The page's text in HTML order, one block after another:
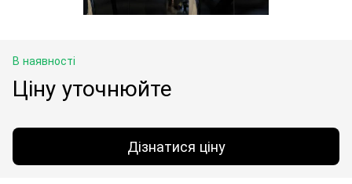
В наявності
Ціну уточнюйте
Дізнатися ціну